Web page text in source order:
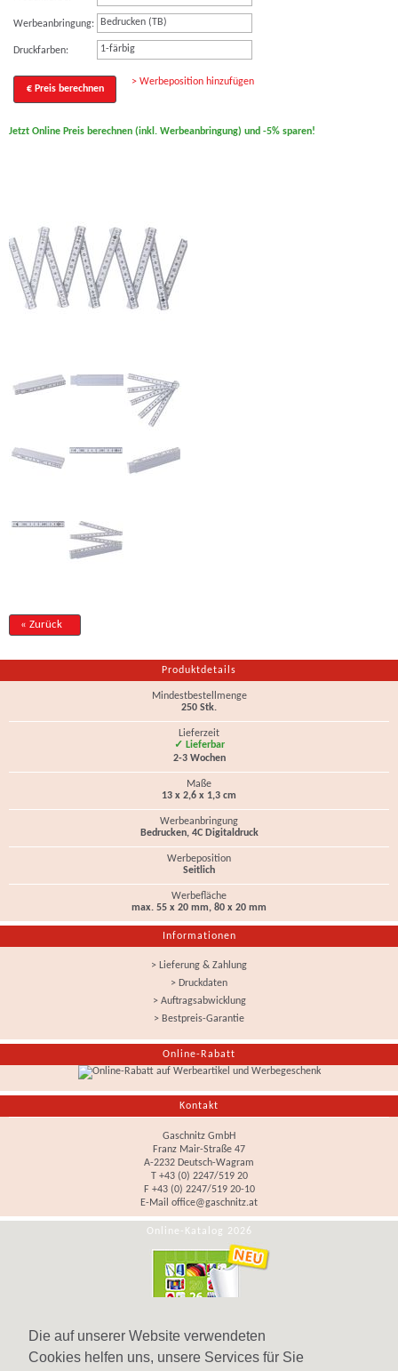
Die auf unserer Website verwendeten
Cookies helfen uns, unsere Services für Sie
Werbeanbringung: Bedrucken (TB)
Druckfarben: 1-färbig
€ Preis berechnen
> Werbeposition hinzufügen
Jetzt Online Preis berechnen (inkl. Werbeanbringung) und -5% sparen!
« Zurück
Produktdetails
Mindestbestellmenge
250 Stk.
Lieferzeit
✓ Lieferbar
2-3 Wochen
Maße
13 x 2,6 x 1,3 cm
Werbeanbringung
Bedrucken, 4C Digitaldruck
Werbeposition
Seitlich
Werbefläche
max. 55 x 20 mm, 80 x 20 mm
Informationen
> Lieferung & Zahlung
> Druckdaten
> Auftragsabwicklung
> Bestpreis-Garantie
Online-Rabatt
Kontakt
Gaschnitz GmbH
Franz Mair-Straße 47
A-2232 Deutsch-Wagram
T +43 (0) 2247/519 20
F +43 (0) 2247/519 20-10
E-Mail office@gaschnitz.at
Online-Katalog 2026